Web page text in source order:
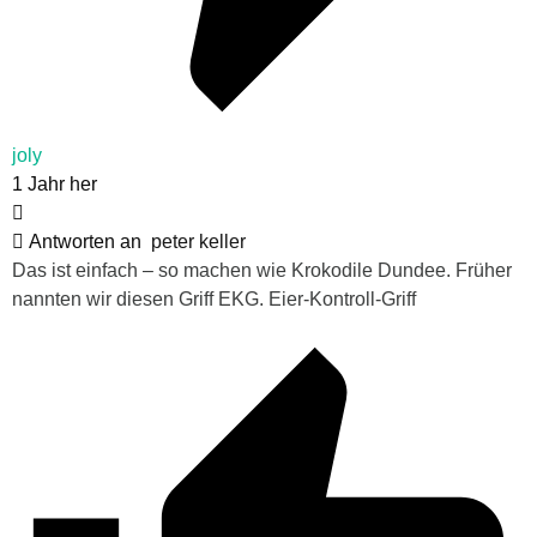
joly
1 Jahr her
Antworten an peter keller
Das ist einfach – so machen wie Krokodile Dundee. Früher
nannten wir diesen Griff EKG. Eier-Kontroll-Griff